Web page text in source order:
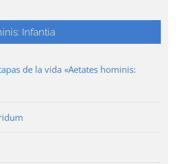
Infantia
de la vida «Aetates hominis: